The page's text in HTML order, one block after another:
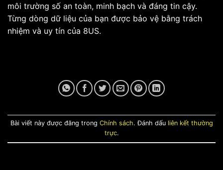
môi trường số an toàn, minh bạch và đáng tin cậy.
Từng dòng dữ liệu của bạn được bảo vệ bằng trách
nhiệm và uy tín của 8US.
Bài viết này được đăng trong Chính sách. Đánh dấu liên kết thường
trực.